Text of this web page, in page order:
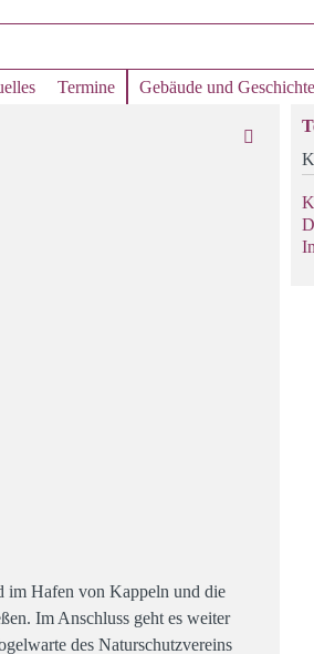
Termine Gebäude und Geschichte
im Hafen von Kappeln und die
Im Anschluss geht es weiter
des Naturschutzvereins